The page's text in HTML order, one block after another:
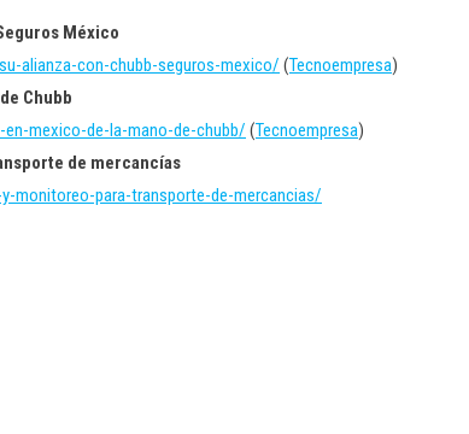
México
alianza-con-chubb-seguros-mexico/ (Tecnoempresa)
Chubb
mexico-de-la-mano-de-chubb/ (Tecnoempresa)
de mercancías
monitoreo-para-transporte-de-mercancias/